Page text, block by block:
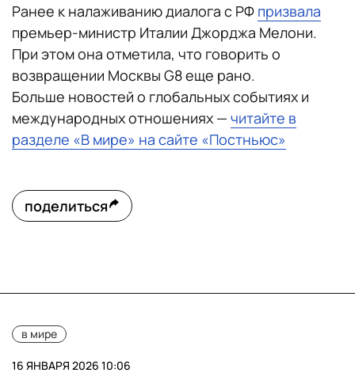
Ранее к налаживанию диалога с РФ призвала
премьер-министр Италии Джорджа Мелони.
При этом она отметила, что говорить о
возвращении Москвы G8 еще рано.
Больше новостей о глобальных событиях и
международных отношениях — читайте в
разделе «В мире» на сайте «Постньюс»
поделиться
в мире
16 ЯНВАРЯ 2026 10:06